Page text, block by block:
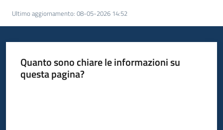
Ultimo aggiornamento: 08-05-2026 14:52
Quanto sono chiare le informazioni su
questa pagina?